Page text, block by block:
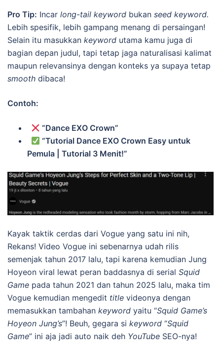
Pro Tip: Incar long-tail keyword bukan seed keyword.
Lebih spesifik, lebih gampang menang di persaingan!
Selain itu masukkan keyword utama kamu juga di
bagian depan judul, tapi tetap jaga naturalisasi kalimat
maupun relevansinya dengan konteks ya supaya tetap
smooth dibaca!
Contoh:
“Dance EXO Crown”
“Tutorial Dance EXO Crown Easy untuk
Pemula | Tutorial 3 Menit!”
Kayak taktik cerdas dari Vogue yang satu ini nih,
Rekans! Video Vogue ini sebenarnya udah rilis
semenjak tahun 2017 lalu, tapi karena kemudian Jung
Hoyeon viral lewat peran baddasnya di serial Squid
Game pada tahun 2021 dan tahun 2025 lalu, maka tim
Vogue kemudian mengedit title videonya dengan
memasukkan tambahan keyword yaitu “Squid Game’s
Hoyeon Jung’s”! Beuh, gegara si keyword “Squid
Game” ini aja jadi auto naik deh YouTube SEO-nya!